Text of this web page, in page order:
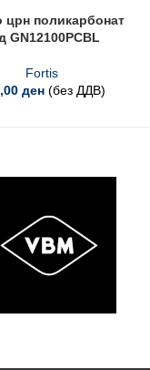
црн поликарбонат
GN12100PCBL
Fortis
ден (без ДДВ)